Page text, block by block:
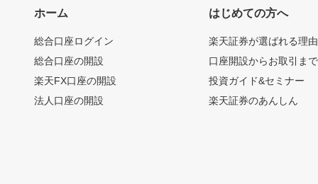
ホーム
総合口座ログイン
総合口座の開設
楽天FX口座の開設
法人口座の開設
はじめての方へ
楽天証券が選ばれる理由
口座開設からお取引ま
投資ガイド&セミナー
楽天証券のあんしん